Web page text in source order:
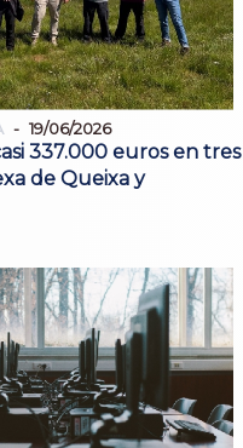
19/06/2026
337.000 euros en tres
de Queixa y